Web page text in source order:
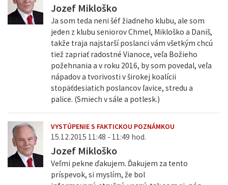
Jozef Mikloško
Ja som teda neni šéf žiadneho klubu, ale som
jeden z klubu seniorov Chmel, Mikloško a Daniš,
takže traja najstarší poslanci vám všetkým chcú
tiež zapriať radostné Vianoce, veľa Božieho
požehnania a v roku 2016, by som povedal, veľa
nápadov a tvorivosti v širokej koalícii
stopäťdesiatich poslancov ľavice, stredu a
palice. (Smiech v sále a potlesk.)
VYSTÚPENIE S FAKTICKOU POZNÁMKOU
15.12.2015 11:48 - 11:49 hod.
Jozef Mikloško
Veľmi pekne ďakujem. Ďakujem za tento
príspevok, si myslím, že bol